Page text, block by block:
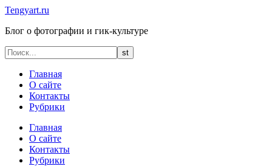
Tengyart.ru
Блог о фотографии и гик-культуре
Главная
О сайте
Контакты
Рубрики
Главная
О сайте
Контакты
Рубрики